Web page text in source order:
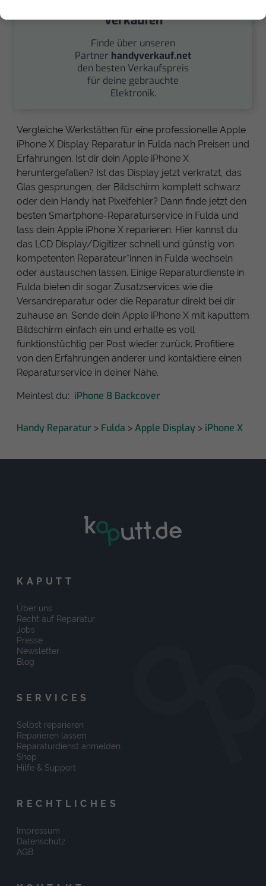
Verkaufen
Finde über unseren
Partner handyverkauf.net
den besten Verkaufspreis
für deine gebrauchte
Elektronik.
Vergleiche Werkstätten für eine professionelle Apple
iPhone X Display Reparatur in Fulda nach Preisen und
Erfahrungen. Ist dir dein Apple iPhone X
heruntergefallen? Ist das Display jetzt verkratzt, das
Glas gesprungen, der Bildschirm komplett schwarz
oder dein Handy hat Pixelfehler? Dann finde jetzt den
besten Smartphone-Reparaturservice in Fulda und
lass dein Apple iPhone X reparieren. Hier kannst du
das LCD Display/Digitizer schnell und günstig von
kompetenten Reparateur*innen in Fulda wechseln
oder austauschen lassen. Einige Reparaturdienste in
Fulda bieten dir sogar Zusatzservices wie die
Versandreparatur oder die Reparatur direkt bei dir
zuhause an. Sende dein Apple iPhone X mit kaputtem
Bildschirm einfach ein und erhalte es voll
funktionstüchtig per Post wieder zurück. Profitiere
von den Erfahrungen anderer und kontaktiere einen
Reparaturservice in deiner Nähe.
Meintest du: iPhone 8 Backcover
Handy Reparatur > Fulda > Apple Display > iPhone X
KAPUTT
Über uns
Recht auf Reparatur
Jobs
Presse
Newsletter
Blog
SERVICES
Selbst reparieren
Reparieren lassen
Reparaturdienst anmelden
Shop
Hilfe & Support
RECHTLICHES
Impressum
Datenschutz
AGB